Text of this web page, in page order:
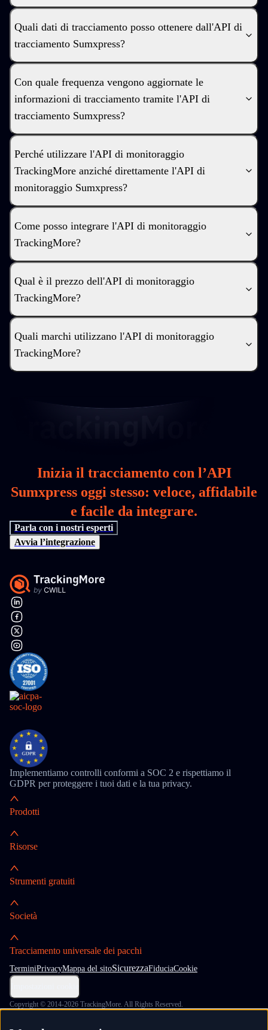
Quali dati di tracciamento posso ottenere dall'API di
tracciamento Sumxpress?
Con quale frequenza vengono aggiornate le
informazioni di tracciamento tramite l'API di
tracciamento Sumxpress?
Perché utilizzare l'API di monitoraggio
TrackingMore anziché direttamente l'API di
monitoraggio Sumxpress?
Come posso integrare l'API di monitoraggio
TrackingMore?
Qual è il prezzo dell'API di monitoraggio
TrackingMore?
Quali marchi utilizzano l'API di monitoraggio
TrackingMore?
Inizia il tracciamento con l’API
Sumxpress oggi stesso: veloce, affidabile
e facile da integrare.
Parla con i nostri esperti
Avvia l’integrazione
Implementiamo controlli conformi a SOC 2 e rispettiamo il
GDPR per proteggere i tuoi dati e la tua privacy.
Prodotti
Risorse
Strumenti gratuiti
Società
Tracciamento universale dei pacchi
TerminiPrivacyMappa del sitoSicurezzaFiduciaCookie
Copyright © 2014-2026 TrackingMore. All Rights Reserved.